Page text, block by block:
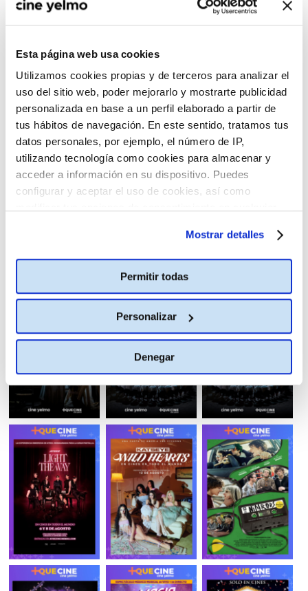
Esta página web usa cookies
Utilizamos cookies propias y de terceros para analizar el
uso del sitio web, poder mejorarlo y mostrarte publicidad
personalizada en base a un perfil elaborado a partir de
tus hábitos de navegación. En este sentido, tratamos tus
datos personales, por ejemplo, el número de IP,
utilizando tecnología como cookies para almacenar y
acceder a información en su dispositivo. Puedes
configurar y aceptar el uso de cookies, así como
Mostrar detalles
Permitir todas
Personalizar
Denegar